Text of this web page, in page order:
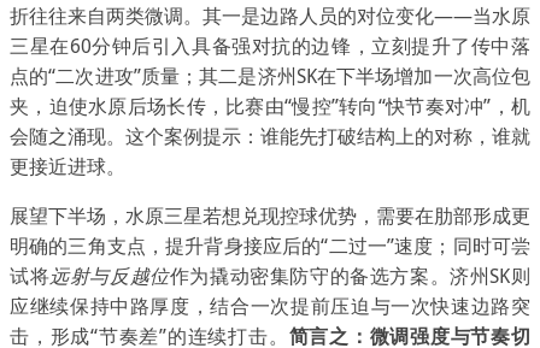
折往往来自两类微调。其一是边路人员的对位变化——当水原
三星在60分钟后引入具备强对抗的边锋，立刻提升了传中落
点的“二次进攻”质量；其二是济州SK在下半场增加一次高位包
夹，迫使水原后场长传，比赛由“慢控”转向“快节奏对冲”，机
会随之涌现。这个案例提示：谁能先打破结构上的对称，谁就
更接近进球。
展望下半场，水原三星若想兑现控球优势，需要在肋部形成更
明确的三角支点，提升背身接应后的“二过一”速度；同时可尝
试将远射与反越位作为撬动密集防守的备选方案。济州SK则
应继续保持中路厚度，结合一次提前压迫与一次快速边路突
击，形成“节奏差”的连续打击。 简言之：微调强度与节奏切